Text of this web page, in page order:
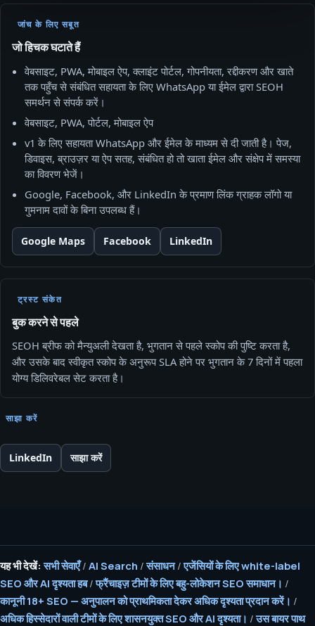
जांच के लिए सबूत
जो हिचक घटाते हैं
वेबसाइट, PWA, मोबाइल ऐप, क्लाइंट पोर्टल, गोपनीयता, रद्दीकरण और खाते
तक पहुँच से संबंधित सहायता के लिए WhatsApp या ईमेल द्वारा SEOH
समर्थन से संपर्क करें।
वेबसाइट, PWA, पोर्टल, मोबाइल ऐप
v1 के लिए सहायता WhatsApp और ईमेल के माध्यम से दी जाती है। पेज,
डिवाइस, ब्राउज़र या ऐप सतह, संबंधित हो तो खाता ईमेल और संक्षेप में समस्या
का विवरण भेजें।
Google, Facebook, और LinkedIn के प्रमाण लिंक ग्राहक लॉगो या
गुमनाम दावों के बिना उपलब्ध हैं।
Google Maps Facebook LinkedIn
ट्रस्ट संकेत
बुक करने से पहले
SEOH ब्रीफ को मैन्युअली देखता है, भुगतान से पहले स्कोप की पुष्टि करता है,
और उसके बाद स्वीकृत स्कोप के अनुरूप SLA होने पर भुगतान के 7 दिनों में पहला
योग्य डिलिवरेबल सेट करता है।
साझा करें
LinkedIn साझा करें
यह भी देखें: सभी सेवाएँ/ AI Search /संसाधन/एजेंसियों के लिए white-label
SEO और AI दृश्यता हब/फ्रैंचाइज़ टीमों के लिए बहु-लोकेशन SEO समाधान। /
कानूनी 18+ SEO — अनुपालन को प्राथमिकता देकर अधिक दृश्यता प्रदान करें। /
अधिक हिस्सेदारों वाली टीमों के लिए शासनयुक्त SEO और AI दृश्यता। /उस बायर पाथ